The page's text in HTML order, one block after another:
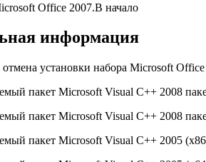
Office 2007.В начало
информация
установки набора Microsoft
пакет Microsoft Visual C++ 2008
пакет Microsoft Visual C++ 2008
пакет Microsoft Visual C++ 2005